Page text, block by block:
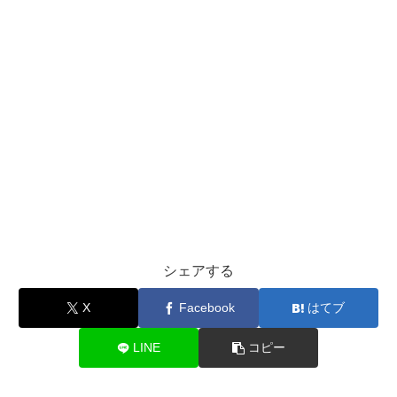
シェアする
X Facebook はてブ
LINE コピー